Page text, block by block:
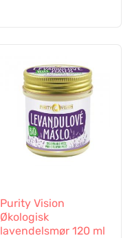
Purity Vision
Økologisk
lavendelsmør 120 ml